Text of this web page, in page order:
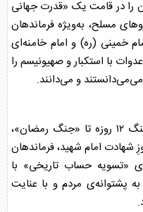
را در قامت یک «قدرت جهانی
مسلح، به‌ویژه فرماندهان
خمینی (ره) و امام خامنه‌ای
با استکبار و صهیونیسم را
و می‌دانند.
وی افزود: اتفاقات یک سال اخیر، از جنگ ۱۲ روزه تا «جنگ رمضان»،
امام شهید، فرماندهان
«تسویه حساب تاریخی» با
پشتوانه‌ی مردم و با عنایت